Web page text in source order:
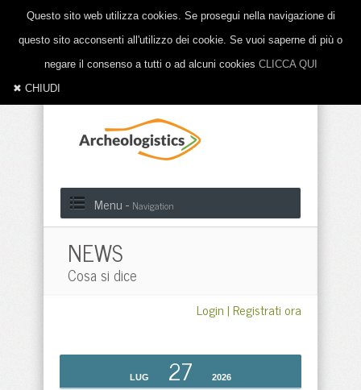
Menu - Navigation
NEWS
Cosa si dice
Login|Registrati ora
LUG 27 2026
Questo sito web utilizza cookies. Se prosegui nella navigazione di
questo sito acconsenti all'utilizzo dei cookie. Se vuoi saperne di più o
negare il consenso a tutti o ad alcuni cookies CLICCA QUI
✖ CHIUDI